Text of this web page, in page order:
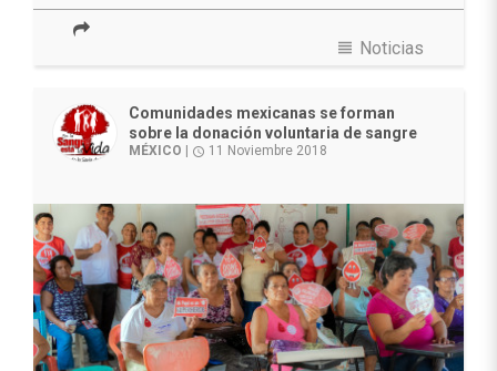
view_headline Noticias
Comunidades mexicanas se forman
sobre la donación voluntaria de sangre
MÉXICO access_time 11 Noviembre 2018